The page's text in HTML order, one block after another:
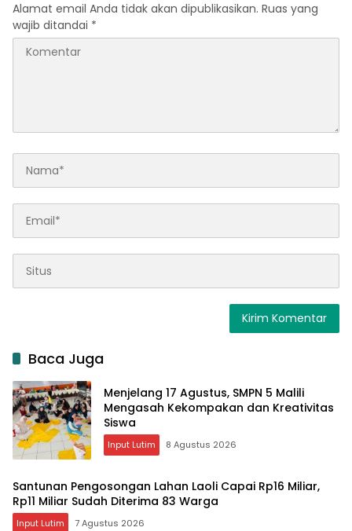
Alamat email Anda tidak akan dipublikasikan. Ruas yang
wajib ditandai *
Baca Juga
Menjelang 17 Agustus, SMPN 5 Malili
Mengasah Kekompakan dan Kreativitas
Siswa
Input Lutim 8 Agustus 2026
Santunan Pengosongan Lahan Laoli Capai Rp16 Miliar,
Rp11 Miliar Sudah Diterima 83 Warga
Input Lutim 7 Agustus 2026